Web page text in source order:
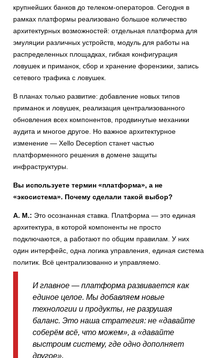
крупнейших банков до телеком-операторов. Сегодня в
рамках платформы реализовано большое количество
архитектурных возможностей: отдельная платформа для
эмуляции различных устройств, модуль для работы на
распределенных площадках, гибкая конфигурация
ловушек и приманок, сбор и хранение форензики, запись
сетевого трафика с ловушек.
В планах только развитие: добавление новых типов
приманок и ловушек, реализация централизованного
обновления всех компонентов, продвинутые механики
аудита и многое другое. Но важное архитектурное
изменение — Xello Deception станет частью
платформенного решения в домене защиты
инфраструктуры.
Вы используете термин «платформа», а не
«экосистема». Почему сделали такой выбор?
А. М.: Это осознанная ставка. Платформа — это единая
архитектура, в которой компоненты не просто
подключаются, а работают по общим правилам. У них
один интерфейс, одна логика управления, единая система
политик. Всё централизованно и управляемо.
И главное — платформа развивается как
единое целое. Мы добавляем новые
технологии и продукты, не разрушая
баланс. Это наша стратегия: не «давайте
соберём всё, что можем», а «давайте
выстроим систему, где одно дополняет
другое».